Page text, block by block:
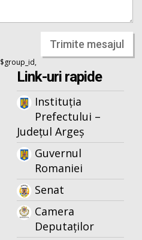
Trimite mesajul
Link-uri rapide
Instituția
Prefectului –
Județul Argeș
Guvernul
Romaniei
Senat
Camera
Deputaților